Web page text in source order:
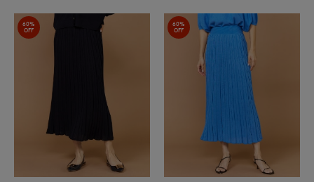
60%
OFF
60%
OFF